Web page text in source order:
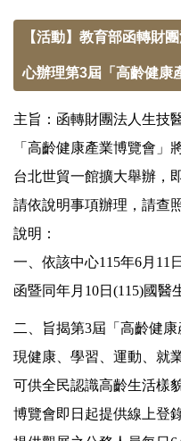
【活動】教育部函轉財
心辦理第3屆「高齡健康
主旨：函轉財團法人生技
「高齡健康產業博覽會」
台北世貿一館擴大舉辦，
請依說明事項辦理，請查照
說明：
一、依該中心115年6月11
函暨同年月10日(115)國醫
二、旨揭第3屆「高齡健
現健康、學習、運動、就
可供全民認識高齡生活樣
博覽會即日起提供線上登